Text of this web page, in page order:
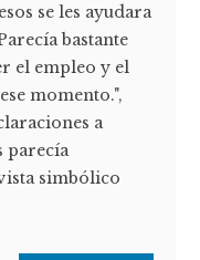
se les ayudara
bastante
el empleo y el
momento.",
a
parecía
simbólico